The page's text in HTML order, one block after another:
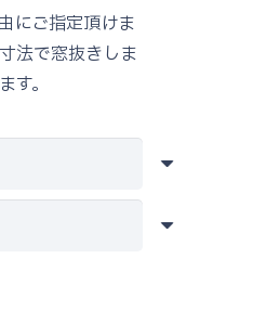
にご指定頂けま
法で窓抜きしま
。